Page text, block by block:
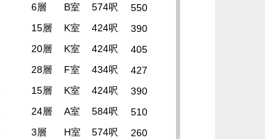
6層 B室 574呎
550
15層 K室 424呎
390
20層 K室 424呎
405
28層 F室 434呎
427
15層 K室 424呎
390
24層 A室 584呎
510
3層 H室 574呎
260